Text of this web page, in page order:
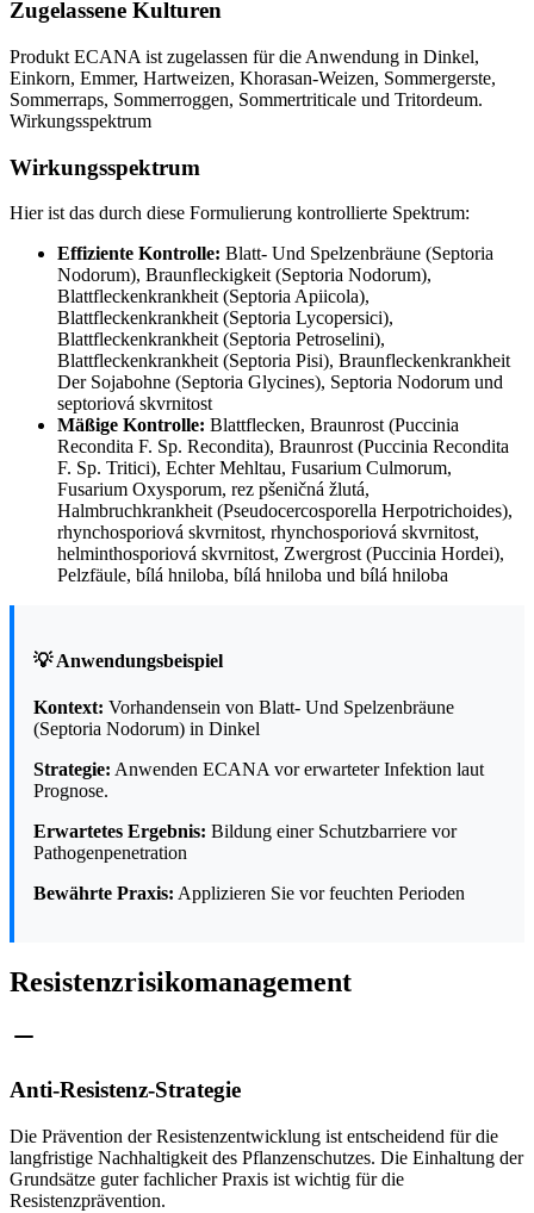
Zugelassene Kulturen
Produkt ECANA ist zugelassen für die Anwendung in Dinkel,
Einkorn, Emmer, Hartweizen, Khorasan-Weizen, Sommergerste,
Sommerraps, Sommerroggen, Sommertriticale und Tritordeum.
Wirkungsspektrum
Wirkungsspektrum
Hier ist das durch diese Formulierung kontrollierte Spektrum:
Effiziente Kontrolle: Blatt- Und Spelzenbräune (Septoria
Nodorum), Braunfleckigkeit (Septoria Nodorum),
Blattfleckenkrankheit (Septoria Apiicola),
Blattfleckenkrankheit (Septoria Lycopersici),
Blattfleckenkrankheit (Septoria Petroselini),
Blattfleckenkrankheit (Septoria Pisi), Braunfleckenkrankheit
Der Sojabohne (Septoria Glycines), Septoria Nodorum und
septoriová skvrnitost
Mäßige Kontrolle: Blattflecken, Braunrost (Puccinia
Recondita F. Sp. Recondita), Braunrost (Puccinia Recondita
F. Sp. Tritici), Echter Mehltau, Fusarium Culmorum,
Fusarium Oxysporum, rez pšeničná žlutá,
Halmbruchkrankheit (Pseudocercosporella Herpotrichoides),
rhynchosporiová skvrnitost, rhynchosporiová skvrnitost,
helminthosporiová skvrnitost, Zwergrost (Puccinia Hordei),
Pelzfäule, bílá hniloba, bílá hniloba und bílá hniloba
💡 Anwendungsbeispiel
Kontext: Vorhandensein von Blatt- Und Spelzenbräune
(Septoria Nodorum) in Dinkel
Strategie: Anwenden ECANA vor erwarteter Infektion laut
Prognose.
Erwartetes Ergebnis: Bildung einer Schutzbarriere vor
Pathogenpenetration
Bewährte Praxis: Applizieren Sie vor feuchten Perioden
Resistenzrisikomanagement
Anti-Resistenz-Strategie
Die Prävention der Resistenzentwicklung ist entscheidend für die
langfristige Nachhaltigkeit des Pflanzenschutzes. Die Einhaltung der
Grundsätze guter fachlicher Praxis ist wichtig für die
Resistenzprävention.